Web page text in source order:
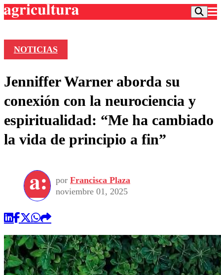
Frecuencias
Agricultura TV
Deportes
Colo Colo
Motor
Torneo Internacional
Torneo Nacional
Entretención
Noticias
Internacional
Nacional
Vida Social
Programas
Comercial
NOTICIAS
Jenniffer Warner aborda su
conexión con la neurociencia y
espiritualidad: “Me ha cambiado
la vida de principio a fin”
por Francisca Plaza
noviembre 01, 2025